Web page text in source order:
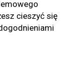
cieszyć się